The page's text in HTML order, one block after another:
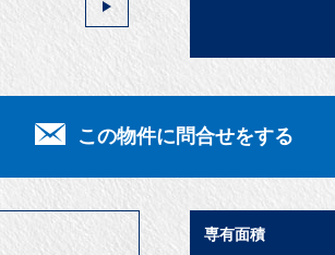
この物件に問合せをする
専有面積